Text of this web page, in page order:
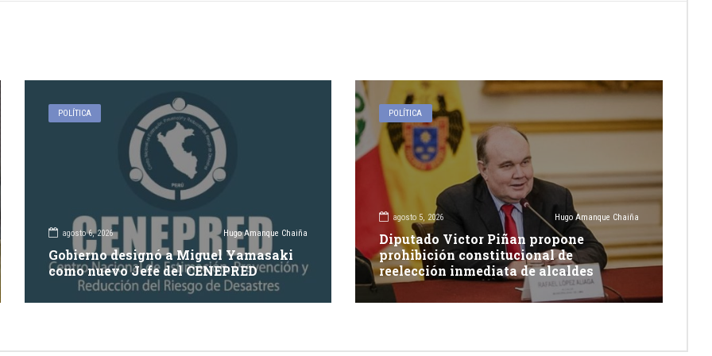
POLÍTICA
agosto 6, 2026 Hugo Amanque Chaiña
Gobierno designó a Miguel Yamasaki
como nuevo Jefe del CENEPRED
POLÍTICA
agosto 5, 2026 Hugo Amanque Chaiña
Diputado Victor Piñan propone
prohibición constitucional de
reelección inmediata de alcaldes